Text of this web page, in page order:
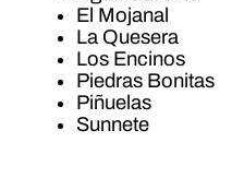
El Mojanal
La Quesera
Los Encinos
Piedras Bonitas
Piñuelas
Sunnete